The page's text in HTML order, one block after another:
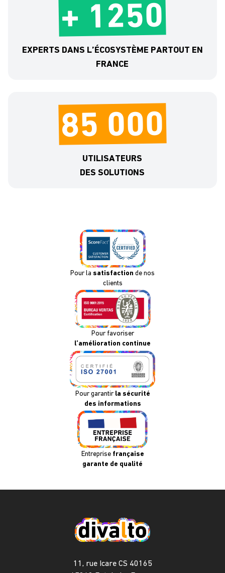
+ 1250
EXPERTS DANS L’ÉCOSYSTÈME PARTOUT EN
FRANCE
85 000
UTILISATEURS
DES SOLUTIONS
Pour la satisfaction de nos
clients
Pour favoriser
l’amélioration continue
Pour garantir la sécurité
des informations
Entreprise française
garante de qualité
11, rue Icare CS 40165